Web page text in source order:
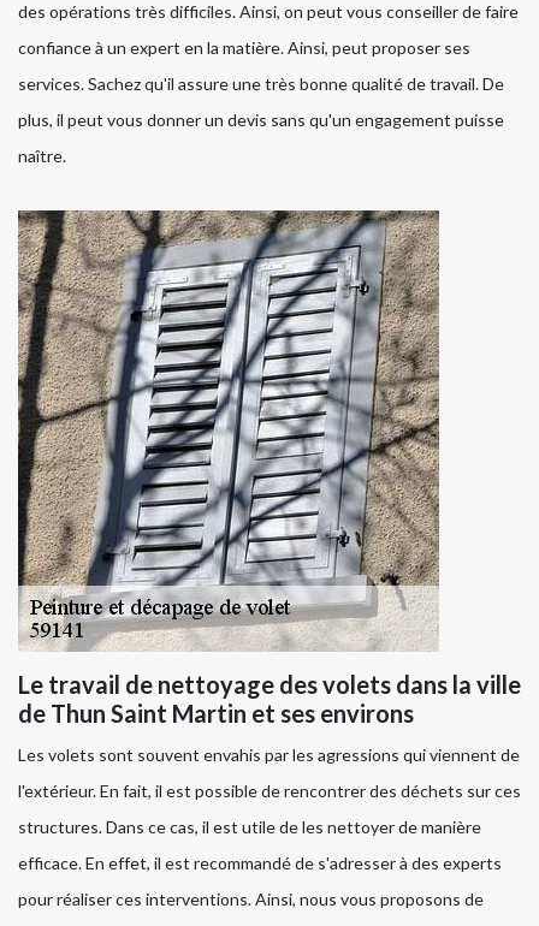
des opérations très difficiles. Ainsi, on peut vous conseiller de faire
confiance à un expert en la matière. Ainsi, peut proposer ses
services. Sachez qu'il assure une très bonne qualité de travail. De
plus, il peut vous donner un devis sans qu'un engagement puisse
naître.
Le travail de nettoyage des volets dans la ville
de Thun Saint Martin et ses environs
Les volets sont souvent envahis par les agressions qui viennent de
l'extérieur. En fait, il est possible de rencontrer des déchets sur ces
structures. Dans ce cas, il est utile de les nettoyer de manière
efficace. En effet, il est recommandé de s'adresser à des experts
pour réaliser ces interventions. Ainsi, nous vous proposons de